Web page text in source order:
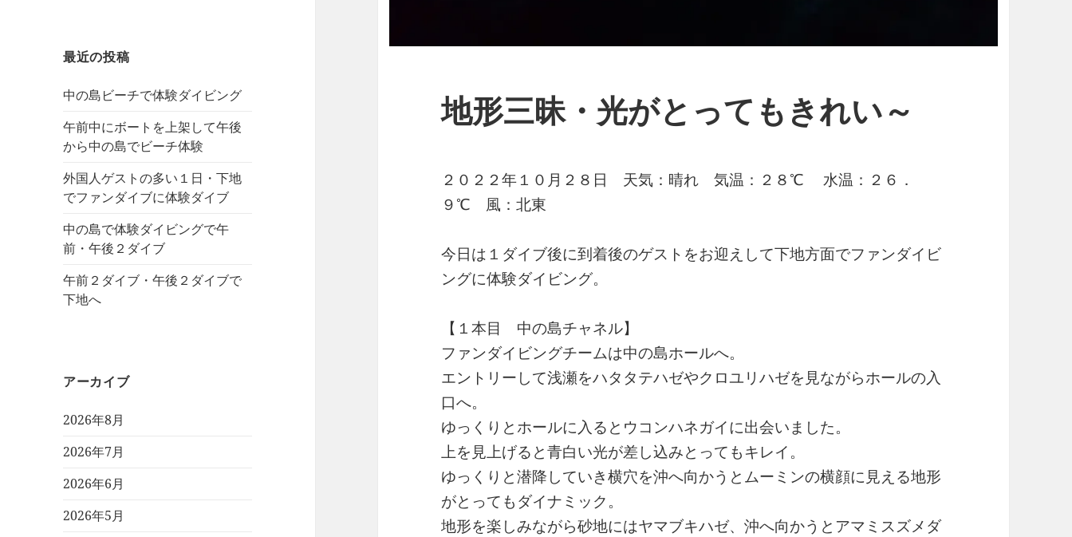
最近の投稿
中の島ビーチで体験ダイビング
午前中にボートを上架して午後
から中の島でビーチ体験
外国人ゲストの多い１日・下地
でファンダイブに体験ダイブ
中の島で体験ダイビングで午
前・午後２ダイブ
午前２ダイブ・午後２ダイブで
下地へ
アーカイブ
2026年8月
2026年7月
2026年6月
2026年5月
地形三昧・光がとってもきれい～
２０２２年１０月２８日 天気：晴れ 気温：２８℃ 水温：２６．
９℃ 風：北東
今日は１ダイブ後に到着後のゲストをお迎えして下地方面でファンダイビ
ングに体験ダイビング。
【１本目 中の島チャネル】
ファンダイビングチームは中の島ホールへ。
エントリーして浅瀬をハタタテハゼやクロユリハゼを見ながらホールの入
口へ。
ゆっくりとホールに入るとウコンハネガイに出会いました。
上を見上げると青白い光が差し込みとってもキレイ。
ゆっくりと潜降していき横穴を沖へ向かうとムーミンの横顔に見える地形
がとってもダイナミック。
地形を楽しみながら砂地にはヤマブキハゼ、沖へ向かうとアマミスズメダ